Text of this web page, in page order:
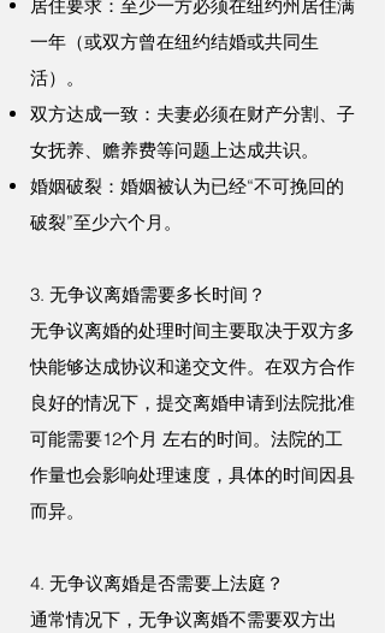
居住要求：至少一方必须在纽约州居住满
一年（或双方曾在纽约结婚或共同生
活）。
双方达成一致：夫妻必须在财产分割、子
女抚养、赡养费等问题上达成共识。
婚姻破裂：婚姻被认为已经“不可挽回的
破裂”至少六个月。
3. 无争议离婚需要多长时间？
无争议离婚的处理时间主要取决于双方多
快能够达成协议和递交文件。在双方合作
良好的情况下，提交离婚申请到法院批准
可能需要12个月 左右的时间。法院的工
作量也会影响处理速度，具体的时间因县
而异。
4. 无争议离婚是否需要上法庭？
通常情况下，无争议离婚不需要双方出